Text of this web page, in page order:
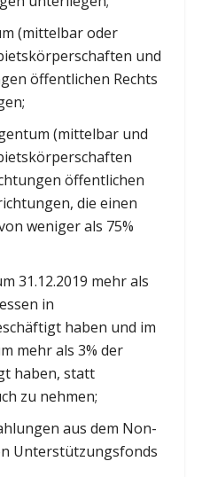
(mittelbar oder
und
öffentlichen Rechts
(mittelbar und
öffentlichen
die einen
weniger als 75%
31.12.2019 mehr als
in
haben und im
mehr als 3% der
haben, statt
zu nehmen;
aus dem Non-
Unterstützungsfonds